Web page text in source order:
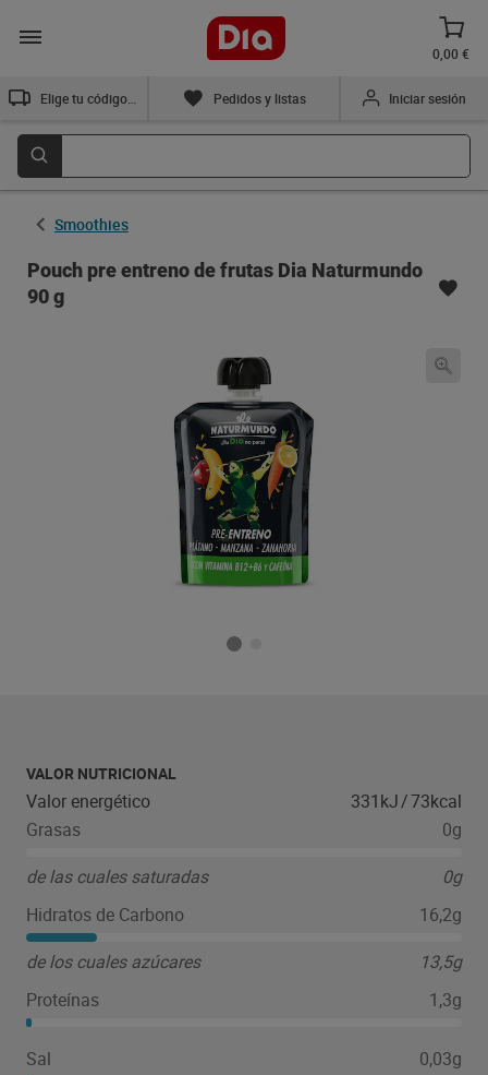
0,00 €
Pedidos y listas Iniciar sesión
Smoothies
Pouch pre entreno de frutas Dia Naturmundo
90 g
VALOR NUTRICIONAL
Valor energético 331kJ/73kcal
Grasas
0g
de las cuales saturadas
0g
Hidratos de Carbono
16,2g
de los cuales azúcares
13,5g
Proteínas
1,3g
Sal 0,03g